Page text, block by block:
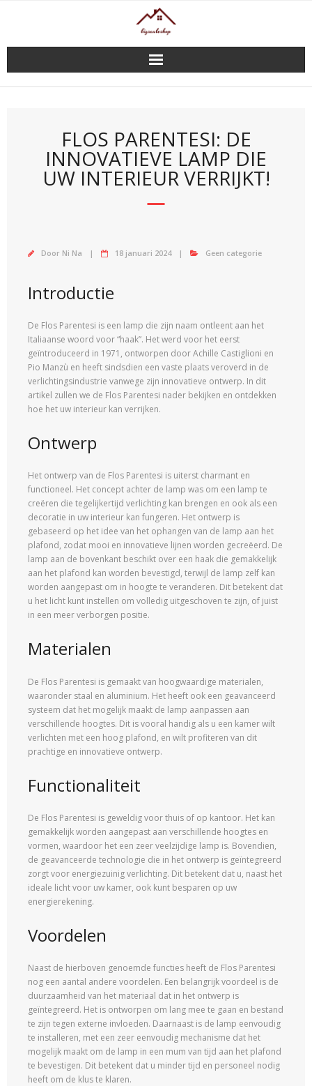
FLOS PARENTESI: DE
INNOVATIEVE LAMP DIE
UW INTERIEUR VERRIJKT!
Door Ni Na 18 januari 2024 Geen categorie
Introductie
De Flos Parentesi is een lamp die zijn naam ontleent aan het
Italiaanse woord voor “haak”. Het werd voor het eerst
geïntroduceerd in 1971, ontworpen door Achille Castiglioni en
Pio Manzù en heeft sindsdien een vaste plaats veroverd in de
verlichtingsindustrie vanwege zijn innovatieve ontwerp. In dit
artikel zullen we de Flos Parentesi nader bekijken en ontdekken
hoe het uw interieur kan verrijken.
Ontwerp
Het ontwerp van de Flos Parentesi is uiterst charmant en
functioneel. Het concept achter de lamp was om een lamp te
creëren die tegelijkertijd verlichting kan brengen en ook als een
decoratie in uw interieur kan fungeren. Het ontwerp is
gebaseerd op het idee van het ophangen van de lamp aan het
plafond, zodat mooi en innovatieve lijnen worden gecreëerd. De
lamp aan de bovenkant beschikt over een haak die gemakkelijk
aan het plafond kan worden bevestigd, terwijl de lamp zelf kan
worden aangepast om in hoogte te veranderen. Dit betekent dat
u het licht kunt instellen om volledig uitgeschoven te zijn, of juist
in een meer verborgen positie.
Materialen
De Flos Parentesi is gemaakt van hoogwaardige materialen,
waaronder staal en aluminium. Het heeft ook een geavanceerd
systeem dat het mogelijk maakt de lamp aanpassen aan
verschillende hoogtes. Dit is vooral handig als u een kamer wilt
verlichten met een hoog plafond, en wilt profiteren van dit
prachtige en innovatieve ontwerp.
Functionaliteit
De Flos Parentesi is geweldig voor thuis of op kantoor. Het kan
gemakkelijk worden aangepast aan verschillende hoogtes en
vormen, waardoor het een zeer veelzijdige lamp is. Bovendien,
de geavanceerde technologie die in het ontwerp is geïntegreerd
zorgt voor energiezuinig verlichting. Dit betekent dat u, naast het
ideale licht voor uw kamer, ook kunt besparen op uw
energierekening.
Voordelen
Naast de hierboven genoemde functies heeft de Flos Parentesi
nog een aantal andere voordelen. Een belangrijk voordeel is de
duurzaamheid van het materiaal dat in het ontwerp is
geïntegreerd. Het is ontworpen om lang mee te gaan en bestand
te zijn tegen externe invloeden. Daarnaast is de lamp eenvoudig
te installeren, met een zeer eenvoudig mechanisme dat het
mogelijk maakt om de lamp in een mum van tijd aan het plafond
te bevestigen. Dit betekent dat u minder tijd en personeel nodig
heeft om de klus te klaren.